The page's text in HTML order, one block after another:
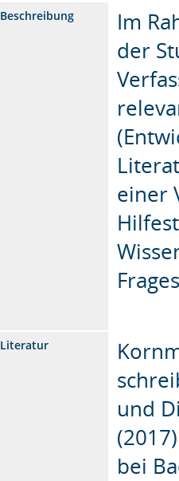
Beschreibung
Im
der
einer
Literatur
und
bei